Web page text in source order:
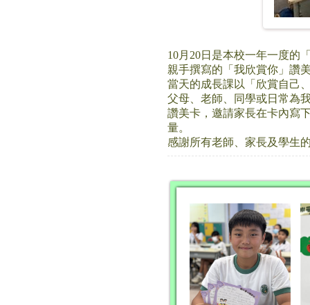
10月20日是本校一年一度的
親手撰寫的「我欣賞你」讚
當天的成長課以「欣賞自己
⽗⺟、老師、同學或⽇常為
讚美卡，邀請家長在卡內寫
量。
感謝所有老師、家長及學生